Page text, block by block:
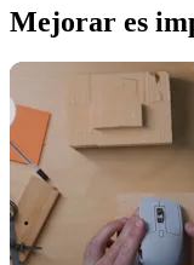
Mejorar es